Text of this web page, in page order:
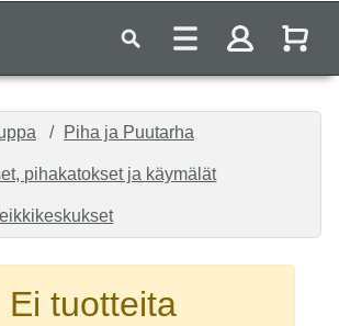
Piha ja Puutarha
pihakatokset ja käymälät
Ei tuotteita